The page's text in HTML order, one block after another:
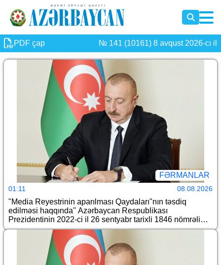
PDF çap № 141 (10161) 8 avqust 2026-cı il
FƏRMANLAR
01:11 08.08.2026
"Media Reyestrinin aparılması Qaydaları"nın təsdiq
edilməsi haqqında" Azərbaycan Respublikası
Prezidentinin 2022-ci il 26 sentyabr tarixli 1846 nömrəli
Fərmanında dəyişiklik edilməsi barədə